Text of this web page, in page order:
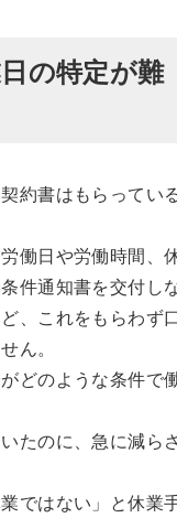
の特定が難
約書はもらってい
働日や労働時間、
件通知書を交付し
、これをもらわず
ん。
どのような条件で
たのに、急に減ら
ではない」と休業